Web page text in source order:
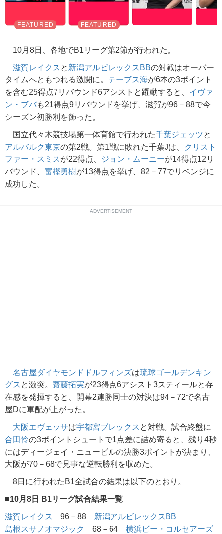
10月8日、各地でB1リーグ第2節が行われた。
滋賀レイクス と 新潟アルビレックスBBの対戦はオーバー
タイムへともつれる激闘に。 テーブス海が6本の3ポイント
を含む25得点7リバウンド6アシストと躍動すると、 イヴァ
ン・ブバも21得点9リバウンドを挙げ、滋賀が96－88で今
シーズン初勝利を飾った。
国立代々木競技場第一体育館で行われた千葉ジェッツと
アルバルク東京の第2戦。第1戦に敗れた千葉Jは、
クリスト
ファー・スミスが22得点、 ジョン・ムーニーが14得点12リ
バウンド、 富樫勇樹が13得点を挙げ、82－77でリベンジに
成功した。
ADVERTISEMENT
名古屋ダイヤモンドドルフィンズは琉球ゴールデンキン
グス と激突。 齋藤拓実が23得点6アシスト3スティールと存
在感を発揮すると、開幕2連勝同士の対決は94－72で名古
屋Dに軍配が上がった。
大阪エヴェッサは宇都宮ブレックス と対戦。試合終盤に
合田怜の3ポイントシュートで1点差に詰め寄ると、残り4秒
にはディージェイ・ニュービルの決勝3ポイントが決まり、
大阪が70－68で見事な逆転勝利を収めた。
8日に行われたB1全試合の結果は以下のとおり。
■10月8日 B1リーグ試合結果一覧
滋賀レイクス 96－88 新潟アルビレックスBB
島根スサノオマジック
68－64 横浜ビー・コルセアーズ